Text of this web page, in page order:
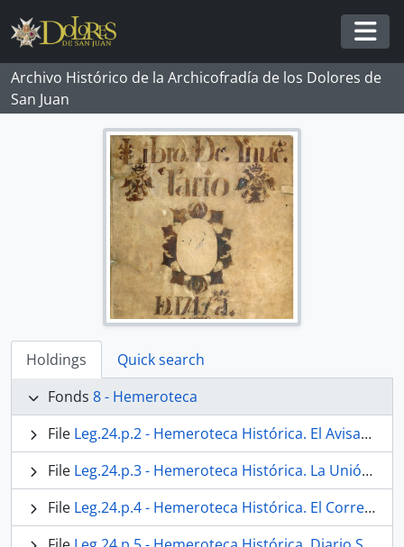
Skip to main content
Archivo Histórico de la Archicofradía de los Dolores de
San Juan
Holdings
Quick search
Fonds 8 - Hemeroteca
File Leg.24.p.2 - Hemeroteca Histórica. El Avisador Malagueño.
File Leg.24.p.3 - Hemeroteca Histórica. La Unión Mercantil.
File Leg.24.p.4 - Hemeroteca Histórica. El Correo de Andalucía